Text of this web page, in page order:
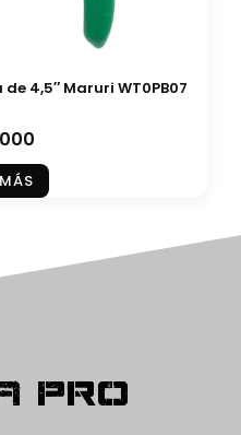
4,5″ Maruri WT0PB07
Pro